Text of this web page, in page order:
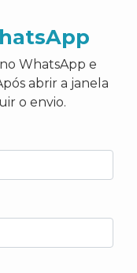
WhatsApp e
abrir a janela
o envio.